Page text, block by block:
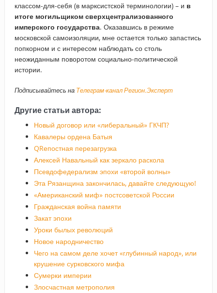
классом-для-себя (в марксистской терминологии) – и в
итоге могильщиком сверхцентрализованного
имперского государства. Оказавшись в режиме
московской самоизоляции, мне остается только запастись
попкорном и с интересом наблюдать со столь
неожиданным поворотом социально-политической
истории.
Подписывайтесь на Телеграм-канал Регион.Эксперт
Другие статьи автора:
Новый договор или «либеральный» ГКЧП?
Кавалеры ордена Батыя
QRепостная перезагрузка
Алексей Навальный как зеркало раскола
Псевдофедерализм эпохи «второй волны»
Эта Рязанщина закончилась, давайте следующую!
«Американский миф» постсоветской России
Гражданская война памяти
Закат эпохи
Уроки былых революций
Новое народничество
Чего на самом деле хочет «глубинный народ», или
крушение сурковского мифа
Сумерки империи
Злосчастная метрополия